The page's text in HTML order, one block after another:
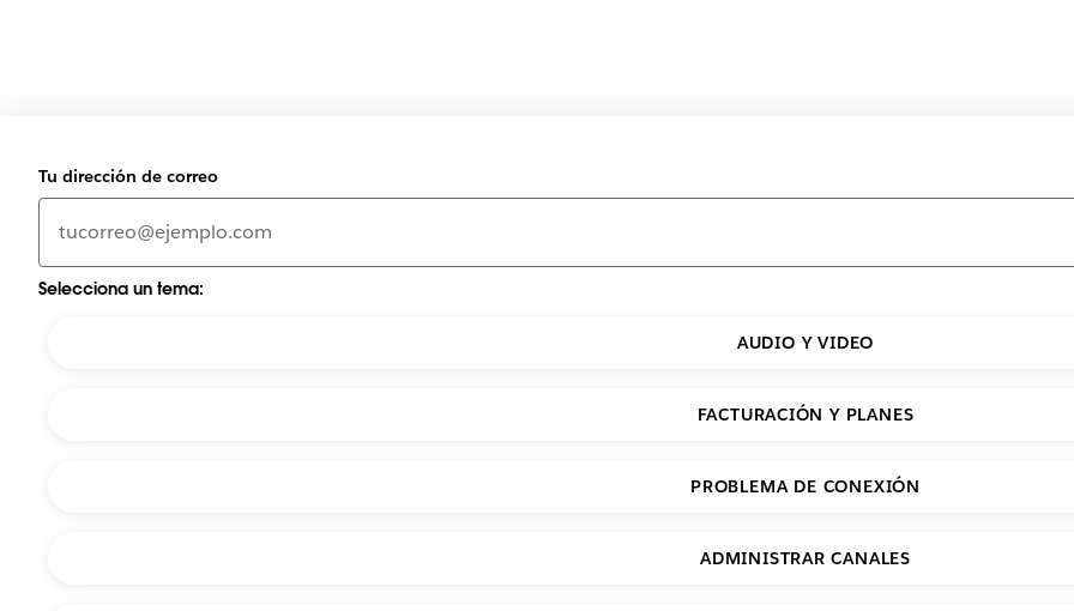
Tu dirección de correo
Selecciona un tema:
AUDIO Y VIDEO
FACTURACIÓN Y PLANES
PROBLEMA DE CONEXIÓN
ADMINISTRAR CANALES